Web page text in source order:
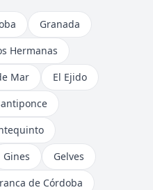
Granada
Hermanas
Mar
El Ejido
Gines
Gelves
de Córdoba